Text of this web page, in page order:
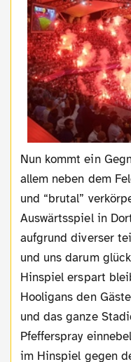
Nun kommt ein Gegner, der selbst auf und vor
allem neben dem
und “brutal”
Auswärtsspiel in
aufgrund diverser
und uns darum
Hinspiel erspart
Hooligans den
und das ganze
Pfefferspray
im Hinspiel gegen